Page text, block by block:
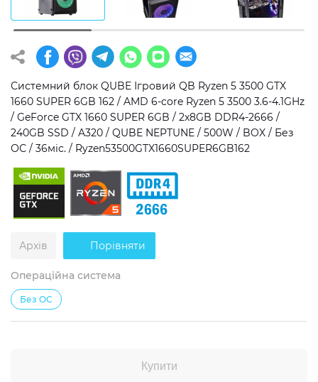
Операційна система
Windows 11 Home
Windows 11 Pro
Без ОС
Тип накопичувача
SSD
HDD
SSD + HDD
Додатково
RGB-підсвічування
Розблокований множник CPU
Надшвидкий M.2 SSD NVME
Системний блок QUBE Ігровий QB Ryzen 5 3500 GTX
1660 SUPER 6GB 162 / AMD 6-core Ryzen 5 3500 3.6-4.1GHz
/ GeForce GTX 1660 SUPER 6GB / 2x8GB DDR4-2666 /
240GB SSD / A320 / QUBE NEPTUNE / 500W / BOX / Без
ОС / 36міс. / Ryzen53500GTX1660SUPER6GB162
Архів Порівняти
Операційна система
Без ОС
Купити